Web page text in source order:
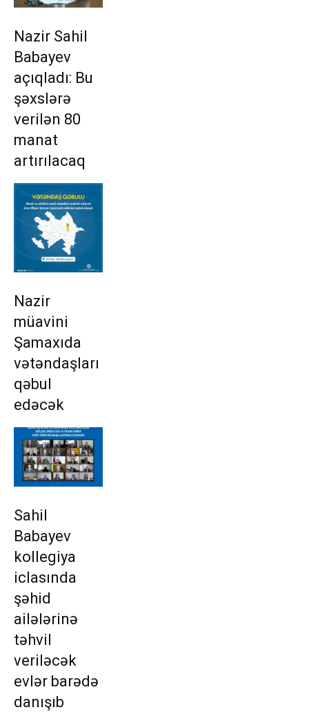
Nazir Sahil
Babayev
açıqladı: Bu
şəxslərə
verilən 80
manat
artırılacaq
Nazir
müavini
Şamaxıda
vətəndaşları
qəbul
edəcək
Sahil
Babayev
kollegiya
iclasında
şəhid
ailələrinə
təhvil
veriləcək
evlər barədə
danışıb